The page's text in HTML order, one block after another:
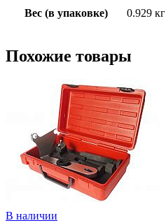
Вес (в упаковке) 0.929 кг
Похожие товары
В наличии